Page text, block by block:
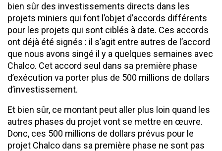
bien sûr des investissements directs dans les
projets miniers qui font l’objet d’accords différents
pour les projets qui sont ciblés à date. Ces accords
ont déjà été signés : il s’agit entre autres de l’accord
que nous avons singé il y a quelques semaines avec
Chalco. Cet accord seul dans sa première phase
d’exécution va porter plus de 500 millions de dollars
d’investissement.
Et bien sûr, ce montant peut aller plus loin quand les
autres phases du projet vont se mettre en œuvre.
Donc, ces 500 millions de dollars prévus pour le
projet Chalco dans sa première phase ne sont pas